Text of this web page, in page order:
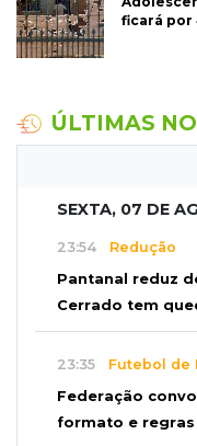
ficará por
ÚLTIMAS
SEXTA, 07 DE
23:54 Redução
Pantanal reduz
Cerrado tem
23:35 Futebol de
Federação
formato e regras